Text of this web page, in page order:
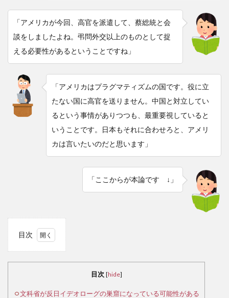
「アメリカが今回、高官を派遣して、蔡総統と会
談をしましたよね。弔問外交以上のものとして捉
える必要性があるということですね」
「アメリカはプラグマティズムの国です。役に立
たない国に高官を送りません。中国と対立してい
るという事情がありつつも、最重要視していると
いうことです。日本もそれに合わせろと、アメリ
カは言いたいのだと思います」
「ここからが本論です ↓」
目次
日イ
目次 [hide]
文科省が反日イデオローグの巣窟になっている可能性がある